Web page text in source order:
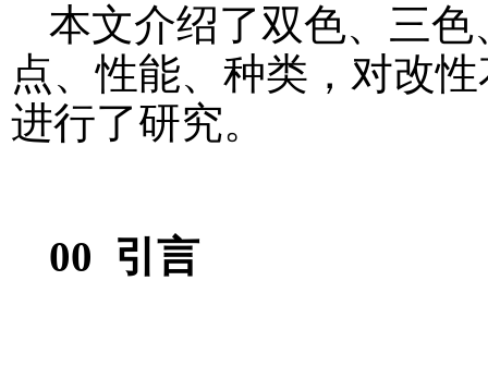
本文介绍了双色、三
点、性能、种类，对改
进行了研究。
00 引言